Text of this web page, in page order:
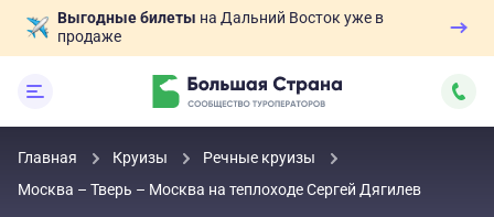
Выгодные билеты на Дальний Восток уже в
продаже
Главная Круизы
Речные круизы
Москва – Тверь – Москва на теплоходе Сергей Дягилев